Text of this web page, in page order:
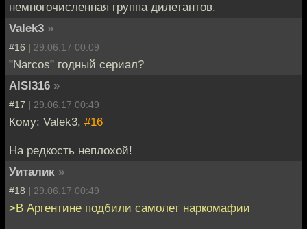
немногочисленная группа дилетантов.
Valek3 »
#16 | 29.06.17 00:09
"Narcos" годный сериал?
AISI316 »
#17 | 29.06.17 00:49
Кому: Valek3, #16
На редкость неплохой!
Уиталик »
#18 | 29.06.17 00:49
>В Аргентине подбили самолет наркомафии